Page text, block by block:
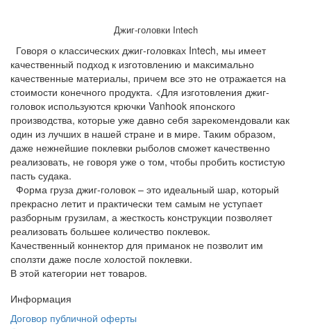
Джиг-головки Intech
Говоря о классических джиг-головках Intech, мы имеет
качественный подход к изготовлению и максимально
качественные материалы, причем все это не отражается на
стоимости конечного продукта. <Для изготовления джиг-
головок используются крючки Vanhook японского
производства, которые уже давно себя зарекомендовали как
один из лучших в нашей стране и в мире. Таким образом,
даже нежнейшие поклевки рыболов сможет качественно
реализовать, не говоря уже о том, чтобы пробить костистую
пасть судака.
Форма груза джиг-головок – это идеальный шар, который
прекрасно летит и практически тем самым не уступает
разборным грузилам, а жесткость конструкции позволяет
реализовать большее количество поклевок.
Качественный коннектор для приманок не позволит им
сползти даже после холостой поклевки.
В этой категории нет товаров.
Информация
Договор публичной оферты